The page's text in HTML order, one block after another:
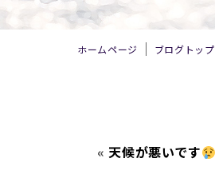
ホームページ ブログトップ
«天候が悪いです